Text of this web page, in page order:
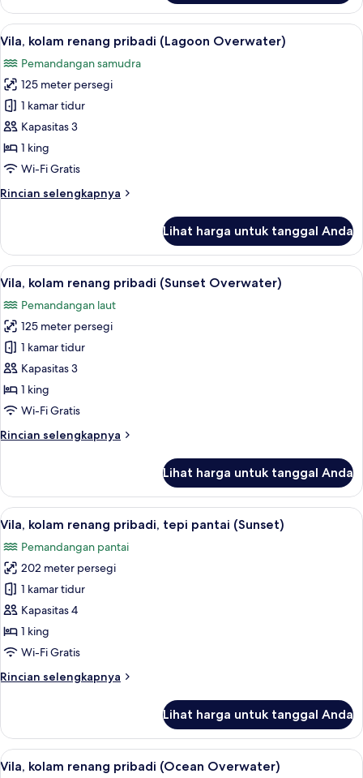
Vila
Mewah,
kolam
pribadi,
tepi
pantai
Lihat
semua
foto
untuk
Vila,
kolam
renang
pribadi
Overwater)
11
Vila, kolam renang pribadi (Lagoon Overwater)
Pemandangan samudra
125 meter persegi
1 kamar tidur
Kapasitas 3
1 king
Wi-Fi Gratis
Rincian selengkapnya
Rincian
Vila,
kolam
renang
(Lagoon
Overwater)
Lihat harga untuk tanggal Anda
Lihat
semua
foto
untuk
Vila,
kolam
renang
pribadi
Overwater)
Vila, kolam renang pribadi (Sunset
9
Vila, kolam renang pribadi (Sunset Overwater)
Pemandangan laut
125 meter persegi
1 kamar tidur
Kapasitas 3
1 king
Wi-Fi Gratis
Rincian selengkapnya
Rincian
Vila,
kolam
renang
(Sunset
Overwater)
Lihat harga untuk tanggal Anda
Lihat
semua
foto
untuk
Vila,
kolam
renang
pribadi,
pantai
11
Vila, kolam renang pribadi, tepi pantai (Sunset)
Pemandangan pantai
202 meter persegi
1 kamar tidur
Kapasitas 4
1 king
Wi-Fi Gratis
Rincian selengkapnya
Rincian
Vila,
kolam
renang
Lihat harga untuk tanggal Anda
Lihat
Vila, kolam renang pribadi (Ocean
10
Vila, kolam renang pribadi (Ocean Overwater)